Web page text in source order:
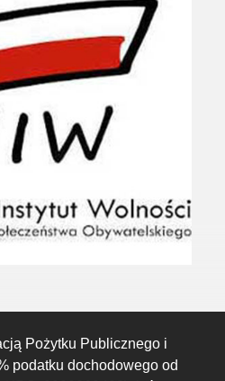
Pożytku Publicznego i
podatku dochodowego od